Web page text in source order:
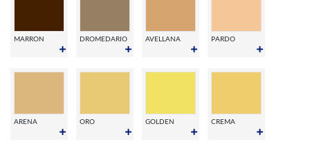
MARRON DROMEDARIO AVELLANA PARDO
ARENA ORO GOLDEN CREMA